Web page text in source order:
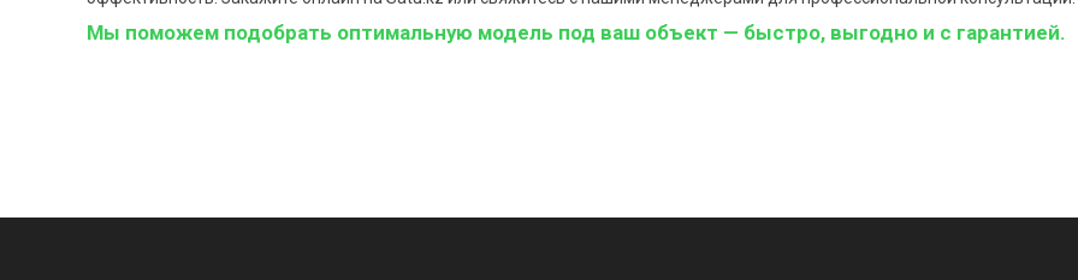
Мы поможем подобрать оптимальную модель под ваш объект — быстро, выгодно и с гарантией.